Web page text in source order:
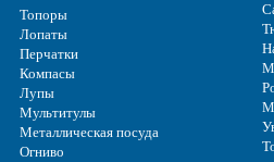
Топоры
Лопаты
Перчатки
Компасы
Лупы
Мультитулы
Металлическая посуда
Огниво